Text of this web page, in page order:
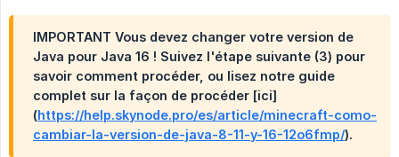
IMPORTANT Vous devez changer votre version de
Java pour Java 16 ! Suivez l'étape suivante (3) pour
savoir comment procéder, ou lisez notre guide
complet sur la façon de procéder [ici]
(https://help.skynode.pro/es/article/minecraft-como-
cambiar-la-version-de-java-8-11-y-16-12o6fmp/).